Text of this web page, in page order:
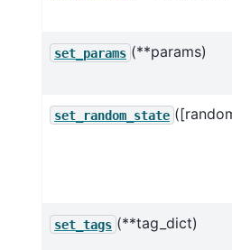
set_params (**params)
set_random_state
set_tags (**tag_dict)